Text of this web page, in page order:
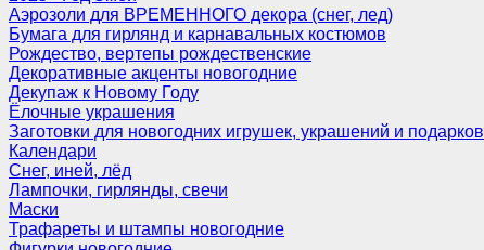
Аэрозоли для ВРЕМЕННОГО декора (снег, лед)
Бумага для гирлянд и карнавальных костюмов
Рождество, вертепы рождественские
Декоративные акценты новогодние
Декупаж к Новому Году
Ёлочные украшения
Заготовки для новогодних игрушек, украшений и подарков
Календари
Снег, иней, лёд
Лампочки, гирлянды, свечи
Маски
Трафареты и штампы новогодние